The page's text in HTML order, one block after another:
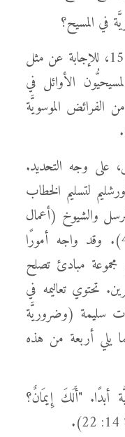
في المسيح؟
سعى مجمع أورشليم، في أعمال الرسل 15، للإجابة عن مثل
الأوائل في
الفرائض الموسويَّة
على وجه التحديد.
لتسليم الخطاب
والشيوخ (أعمال
الرسل 15: 22 وما يليه؛ 16: 4). وقد واجه أمورًا
مبادئ تصلح
تحتوي تعاليمه في
على إرشادات سليمة (وضروريَّة
يلي أربعة من هذه
أبدًا. "أَلَكَ إِيمَانٌ؟